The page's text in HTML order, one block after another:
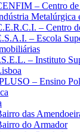
– Centro de
Metalúrgica
– Centro
– Escola
– Instituto
– Ensino
das
do Armador